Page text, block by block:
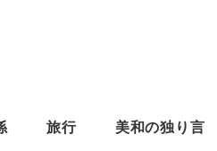
旅行 美和の独り言